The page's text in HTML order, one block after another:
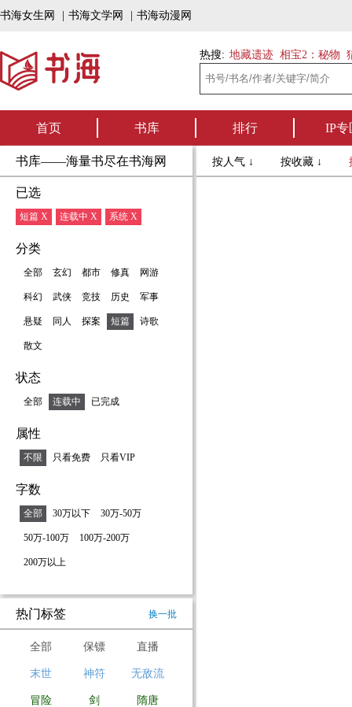
书海女生网 书海文学网 书海动漫网
热搜: 地藏遗迹 相宝2：秘物
首页 书库 排行 IP专
书库——海量书尽在书海网
已选
短篇 X 连载中 X 系统 X
分类
全部 玄幻 都市 修真 网游
科幻 武侠 竞技 历史 军事
悬疑 同人 探案 短篇 诗歌
散文
状态
全部 连载中 已完成
属性
不限 只看免费 只看VIP
字数
全部 30万以下 30万-50万
50万-100万 100万-200万
200万以上
热门标签 换一批
全部 保镖 直播
末世 神符 无敌流
冒险 剑 隋唐
按人气 ↓ 按收藏 ↓